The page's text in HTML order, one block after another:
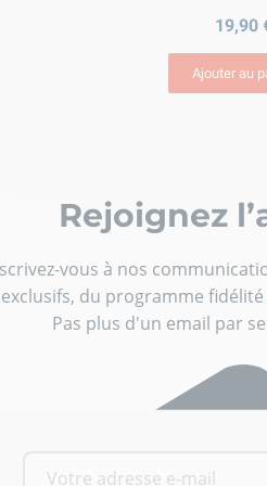
19,90
Ajouter au
Rejoignez
vous à nos
exclusifs, du programme
Pas plus d'un email par